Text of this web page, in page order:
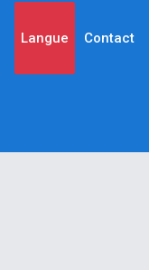
Langue Contact